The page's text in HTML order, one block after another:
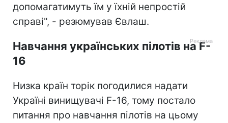
допомагатимуть їм у їхній непростій
справі", - резюмував Євлаш.
Навчання українських пілотів на F-
16
Низка країн торік погодилися надати
Україні винищувачі F-16, тому постало
питання про навчання пілотів на цьому